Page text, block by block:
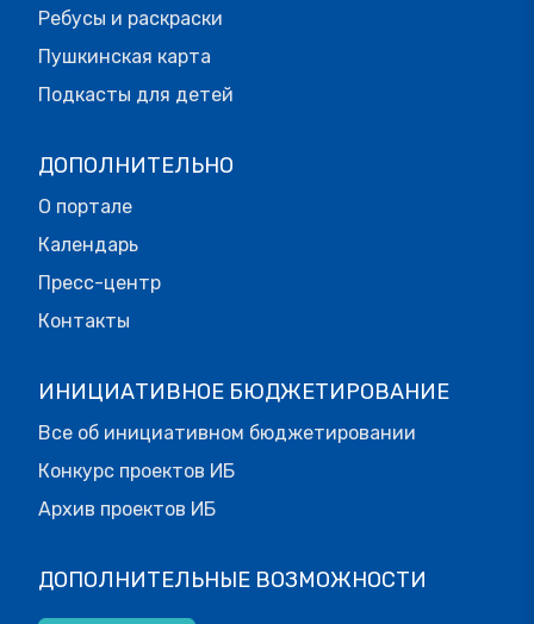
Ребусы и раскраски
Пушкинская карта
Подкасты для детей
ДОПОЛНИТЕЛЬНО
О портале
Календарь
Пресс-центр
Контакты
ИНИЦИАТИВНОЕ БЮДЖЕТИРОВАНИЕ
Все об инициативном бюджетировании
Конкурс проектов ИБ
Архив проектов ИБ
ДОПОЛНИТЕЛЬНЫЕ ВОЗМОЖНОСТИ